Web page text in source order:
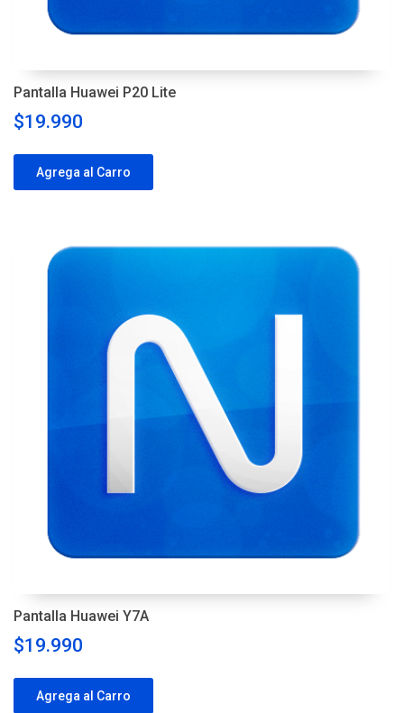
Pantalla Huawei P20 Lite
$19.990
Agrega al Carro
Pantalla Huawei Y7A
$19.990
Agrega al Carro